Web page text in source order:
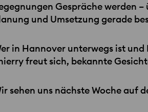
Gespräche werden
und Umsetzung gerade
in Hannover unterwegs ist
freut sich, bekannte
sehen uns nächste Woche auf